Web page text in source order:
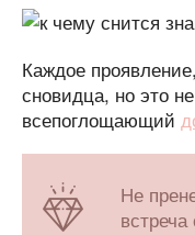
Каждое
сновидца, но это
всепоглощающий
Не